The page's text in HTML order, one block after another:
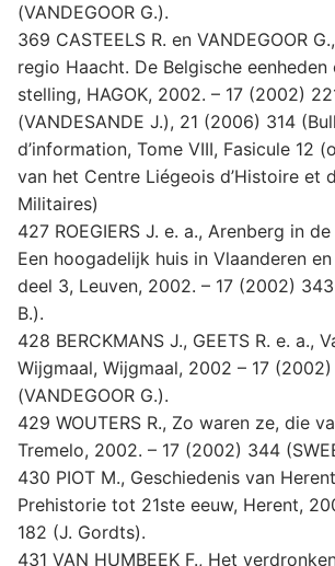
(VANDEGOOR G.).
369 CASTEELS R. en VANDEGOOR
regio Haacht. De Belgische eenheden
stelling, HAGOK, 2002. – 17 (2002)
(VANDESANDE J.), 21 (2006) 314
d’information, Tome VIII, Fasicule 12
van het Centre Liégeois d’Histoire et
Militaires)
427 ROEGIERS J. e. a., Arenberg in
Een hoogadelijk huis in Vlaanderen
deel 3, Leuven, 2002. – 17 (2002)
B.).
428 BERCKMANS J., GEETS R. e. a.,
Wijgmaal, Wijgmaal, 2002 – 17
(VANDEGOOR G.).
429 WOUTERS R., Zo waren ze, die
Tremelo, 2002. – 17 (2002) 344
430 PIOT M., Geschiedenis van
Prehistorie tot 21ste eeuw, Herent,
182 (J. Gordts).
431 VAN HUMBEEK F., Het